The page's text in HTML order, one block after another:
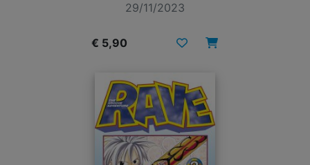
29/11/2023
€ 5,90